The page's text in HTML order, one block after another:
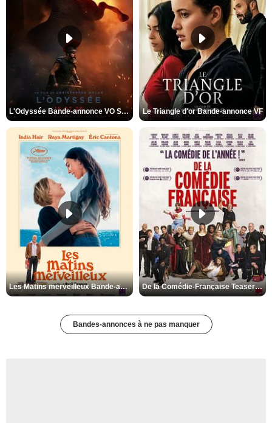
L'Odyssée Bande-annonce VO STFR Le Triangle d'or Bande-annonce VF
Les Matins merveilleux Bande-annonce VF De la Comédie-Française Teaser VF
Bandes-annonces à ne pas manquer